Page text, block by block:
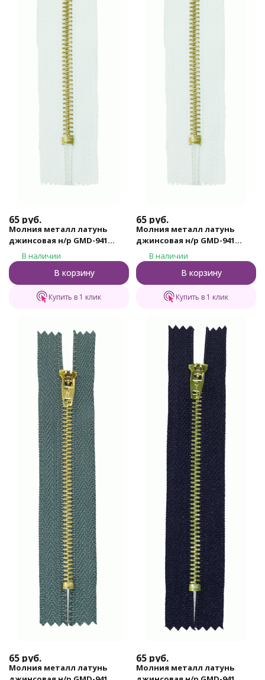
65 руб.
Молния металл латунь
джинсовая н/р GMD-941
Gamma, тип 4, 12 см (101 -
Белый)
В наличии
В корзину
Купить в 1 клик
65 руб.
Молния металл латунь
джинсовая н/р GMD-941
Gamma, тип 4, 12 см (298 -
Св.бежевый)
В наличии
В корзину
Купить в 1 клик
65 руб.
Молния металл латунь
65 руб.
Молния металл латунь